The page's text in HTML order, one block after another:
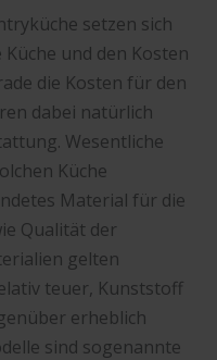
setzen sich
und den Kosten
die Kosten für den
dabei natürlich
Wesentliche
Küche
Material für die
Qualität der
gelten
teuer, Kunststoff
erheblich
sind sogenannte